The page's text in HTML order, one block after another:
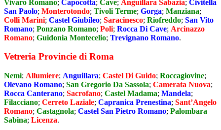
Vivaro Romano; Capocotta; Cave; Anguillara Sabazia; Civitella
San Paolo; Monterotondo; Tivoli Terme; Gorga; Manziana;
Colli Marini; Castel Giubileo; Saracinesco; Riofreddo; San Vito
Romano; Ponzano Romano; Poli; Rocca Di Cave; Arcinazzo
Romano; Guidonia Montecelio; Trevignano Romano.
Vetreria Provincie di Roma
Nemi; Allumiere; Anguillara; Castel Di Guido; Roccagiovine;
Olevano Romano; San Gregorio Da Sassola; Camerata Nuova;
Rocca Canterano; Sacrofano; Castel Madama; Mandela;
Filacciano; Cerreto Laziale; Capranica Prenestina; Sant’Angelo
Romano; Castagnola; Castel San Pietro Romano; Palombara
Sabina; Licenza.